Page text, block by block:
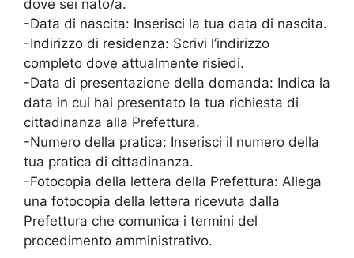
dove sei nato/a.
-Data di nascita: Inserisci la tua data di nascita.
-Indirizzo di residenza: Scrivi l’indirizzo
completo dove attualmente risiedi.
-Data di presentazione della domanda: Indica la
data in cui hai presentato la tua richiesta di
cittadinanza alla Prefettura.
-Numero della pratica: Inserisci il numero della
tua pratica di cittadinanza.
-Fotocopia della lettera della Prefettura: Allega
una fotocopia della lettera ricevuta dalla
Prefettura che comunica i termini del
procedimento amministrativo.